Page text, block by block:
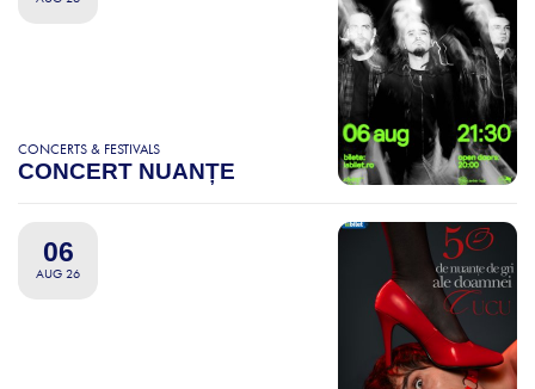
CONCERTS & FESTIVALS
CONCERT NUANȚE
06
AUG 26